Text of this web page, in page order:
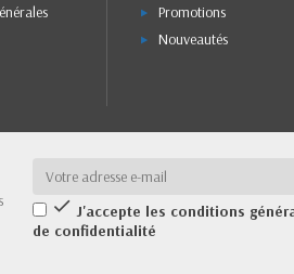
Promotions
Nouveautés
 J'accepte les conditions
de confidentialité